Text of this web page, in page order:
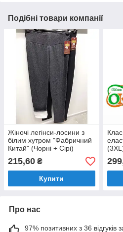
Подібні товари компанії
Жіночі легінси-лосини з
білим хутром "Фабричний
Китай" (Чорні + Сірі)
Розміри: 52,54,56 (16401)
215,60 ₴
Купити
Про нас
97% позитивних з 36 відгуків